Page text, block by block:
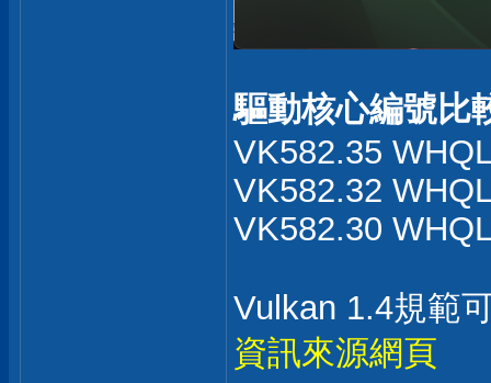
驅動核心編號比
VK582.35
VK582.32
VK582.30
Vulkan 1.4規範
資訊來源網頁